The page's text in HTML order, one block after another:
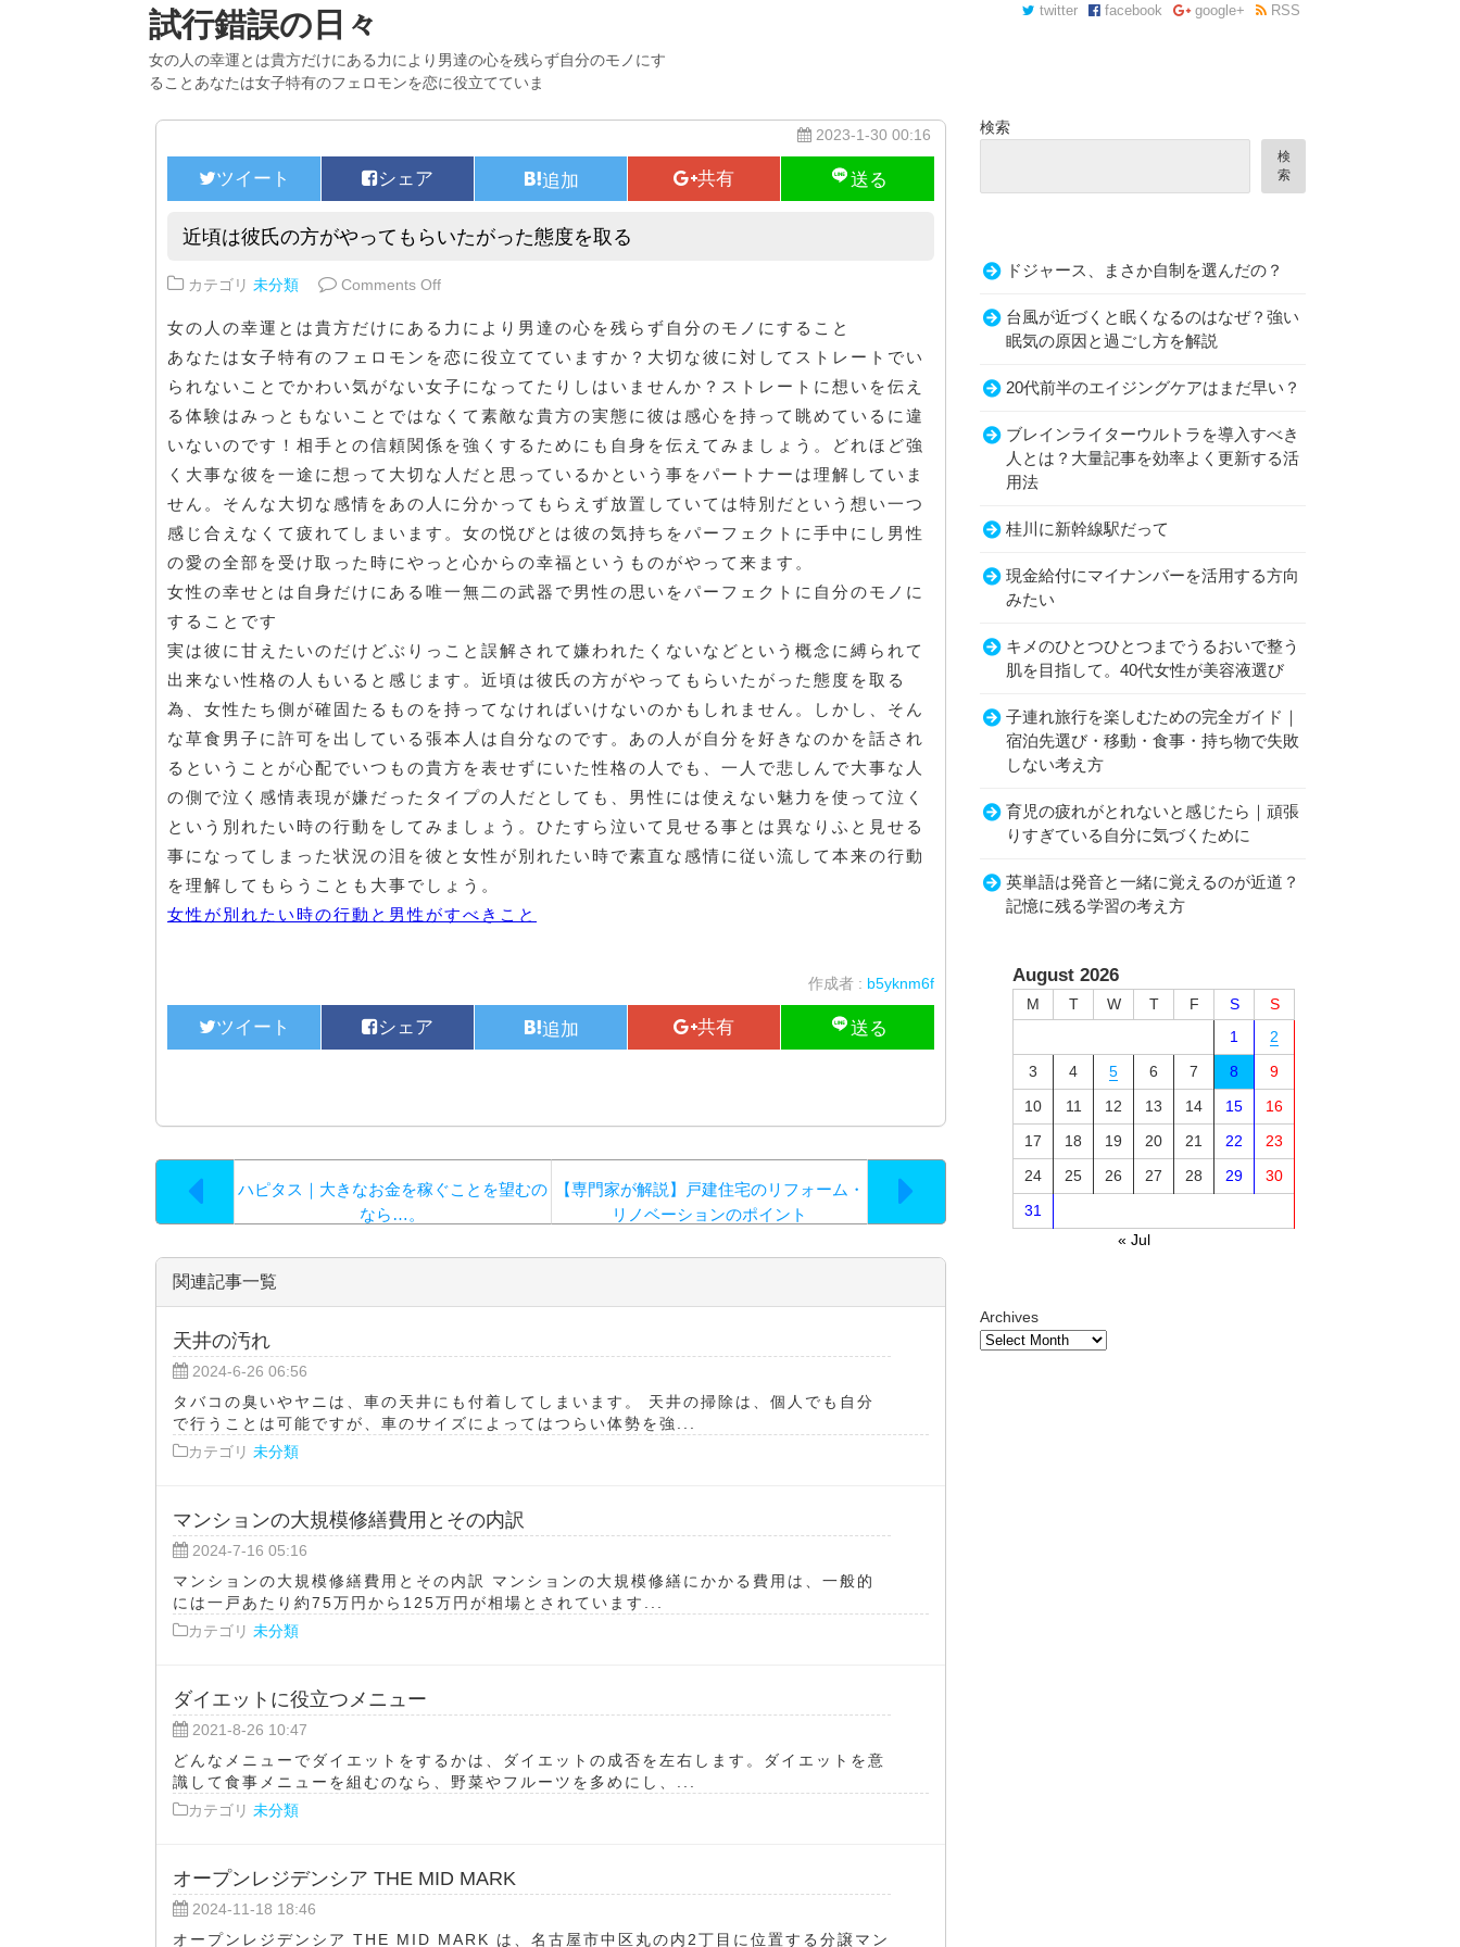
試行錯誤の日々
女の人の幸運とは貴方だけにある力により男達の心を残らず自分のモノにす
ることあなたは女子特有のフェロモンを恋に役立てていま
twitter facebook google+ RSS
2023-1-30 00:16
近頃は彼氏の方がやってもらいたがった態度を取る
カテゴリ 未分類 Comments Offon 近頃は彼氏の方がやってもらいたがった態度を取る
女の人の幸運とは貴方だけにある力により男達の心を残らず自分のモノにすること
あなたは女子特有のフェロモンを恋に役立てていますか？大切な彼に対してストレートでい
られないことでかわい気がない女子になってたりしはいませんか？ストレートに想いを伝え
る体験はみっともないことではなくて素敵な貴方の実態に彼は感心を持って眺めているに違
いないのです！相手との信頼関係を強くするためにも自身を伝えてみましょう。どれほど強
く大事な彼を一途に想って大切な人だと思っているかという事をパートナーは理解していま
せん。そんな大切な感情をあの人に分かってもらえず放置していては特別だという想い一つ
感じ合えなくて疲れてしまいます。女の悦びとは彼の気持ちをパーフェクトに手中にし男性
の愛の全部を受け取った時にやっと心からの幸福というものがやって来ます。
女性の幸せとは自身だけにある唯一無二の武器で男性の思いをパーフェクトに自分のモノに
することです
実は彼に甘えたいのだけどぶりっこと誤解されて嫌われたくないなどという概念に縛られて
出来ない性格の人もいると感じます。近頃は彼氏の方がやってもらいたがった態度を取る
為、女性たち側が確固たるものを持ってなければいけないのかもしれません。しかし、そん
な草食男子に許可を出している張本人は自分なのです。あの人が自分を好きなのかを話され
るということが心配でいつもの貴方を表せずにいた性格の人でも、一人で悲しんで大事な人
の側で泣く感情表現が嫌だったタイプの人だとしても、男性には使えない魅力を使って泣く
という別れたい時の行動をしてみましょう。ひたすら泣いて見せる事とは異なりふと見せる
事になってしまった状況の泪を彼と女性が別れたい時で素直な感情に従い流して本来の行動
を理解してもらうことも大事でしょう。
女性が別れたい時の行動と男性がすべきこと
作成者 : b5yknm6f
ハピタス｜大きなお金を稼ぐことを望むの
なら…。
【専門家が解説】戸建住宅のリフォーム・
リノベーションのポイント
関連記事一覧
天井の汚れ
2024-6-26 06:56
タバコの臭いやヤニは、車の天井にも付着してしまいます。 天井の掃除は、個人でも自分
で行うことは可能ですが、車のサイズによってはつらい体勢を強...
カテゴリ 未分類
マンションの大規模修繕費用とその内訳
2024-7-16 05:16
マンションの大規模修繕費用とその内訳 マンションの大規模修繕にかかる費用は、一般的
には一戸あたり約75万円から125万円が相場とされています...
カテゴリ 未分類
ダイエットに役立つメニュー
2021-8-26 10:47
どんなメニューでダイエットをするかは、ダイエットの成否を左右します。ダイエットを意
識して食事メニューを組むのなら、野菜やフルーツを多めにし、...
カテゴリ 未分類
オープンレジデンシア THE MID MARK
2024-11-18 18:46
オープンレジデンシア THE MID MARK は、名古屋市中区丸の内2丁目に位置する分譲マン
検索
検
索
ドジャース、まさか自制を選んだの？
台風が近づくと眠くなるのはなぜ？強い
眠気の原因と過ごし方を解説
20代前半のエイジングケアはまだ早い？
ブレインライターウルトラを導入すべき
人とは？大量記事を効率よく更新する活
用法
桂川に新幹線駅だって
現金給付にマイナンバーを活用する方向
みたい
キメのひとつひとつまでうるおいで整う
肌を目指して。40代女性が美容液選び
子連れ旅行を楽しむための完全ガイド｜
宿泊先選び・移動・食事・持ち物で失敗
しない考え方
育児の疲れがとれないと感じたら｜頑張
りすぎている自分に気づくために
英単語は発音と一緒に覚えるのが近道？
記憶に残る学習の考え方
August 2026
M T W T F S
S
1
2
3
4 5 6 7 8
9
10
11 12 13 14 15
16
17
18 19 20 21 22
23
24
25 26 27 28 29
30
31
« Jul
Archives